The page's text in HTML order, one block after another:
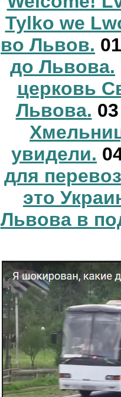
Tylko we
во Львов.
до Львова.
церковь
Львова.
увидели.
для
это
Львова в